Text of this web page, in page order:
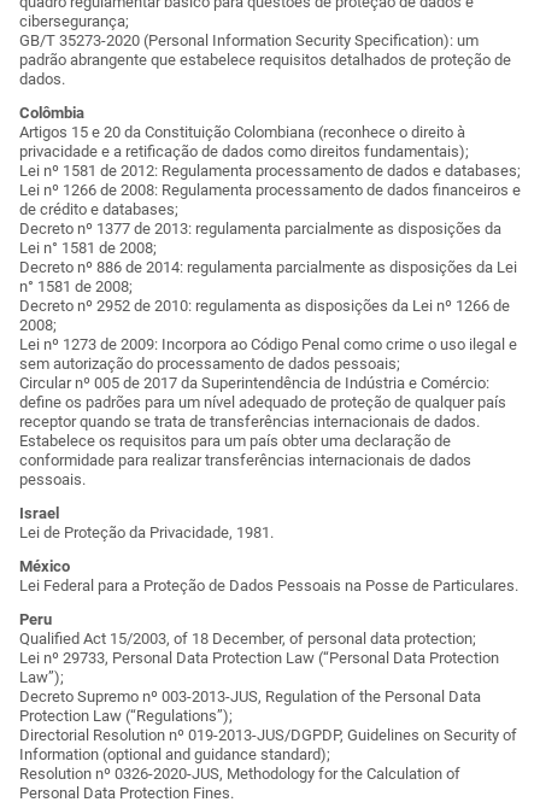
cibersegurança;
GB/T 35273-2020 (Personal Information Security Specification): um
padrão abrangente que estabelece requisitos detalhados de proteção de
dados.
Colômbia
Artigos 15 e 20 da Constituição Colombiana (reconhece o direito à
privacidade e a retificação de dados como direitos fundamentais);
Lei nº 1581 de 2012: Regulamenta processamento de dados e databases;
Lei nº 1266 de 2008: Regulamenta processamento de dados financeiros e
de crédito e databases;
Decreto nº 1377 de 2013: regulamenta parcialmente as disposições da
Lei n° 1581 de 2008;
Decreto nº 886 de 2014: regulamenta parcialmente as disposições da Lei
n° 1581 de 2008;
Decreto nº 2952 de 2010: regulamenta as disposições da Lei nº 1266 de
2008;
Lei nº 1273 de 2009: Incorpora ao Código Penal como crime o uso ilegal e
sem autorização do processamento de dados pessoais;
Circular nº 005 de 2017 da Superintendência de Indústria e Comércio:
define os padrões para um nível adequado de proteção de qualquer país
receptor quando se trata de transferências internacionais de dados.
Estabelece os requisitos para um país obter uma declaração de
conformidade para realizar transferências internacionais de dados
pessoais.
Israel
Lei de Proteção da Privacidade, 1981.
México
Lei Federal para a Proteção de Dados Pessoais na Posse de Particulares.
Peru
Qualified Act 15/2003, of 18 December, of personal data protection;
Lei nº 29733, Personal Data Protection Law (“Personal Data Protection
Law”);
Decreto Supremo nº 003-2013-JUS, Regulation of the Personal Data
Protection Law (“Regulations”);
Directorial Resolution nº 019-2013-JUS/DGPDP, Guidelines on Security of
Information (optional and guidance standard);
Resolution nº 0326-2020-JUS, Methodology for the Calculation of
Personal Data Protection Fines.